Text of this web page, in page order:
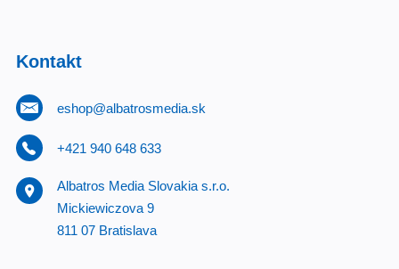
Kontakt
eshop@albatrosmedia.sk
+421 940 648 633
Albatros Media Slovakia s.r.o.
Mickiewiczova 9
811 07 Bratislava